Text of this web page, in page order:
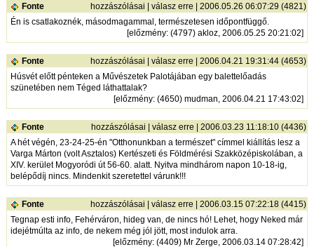
Fonte hozzászólásai |válasz erre | 2006.05.26 06:07:29 (4821)
Én is csatlakoznék, másodmagammal, természetesen időpontfüggő.
[előzmény: (4797) akloz, 2006.05.25 20:21:02]
Fonte hozzászólásai |válasz erre | 2006.04.21 19:31:44 (4653)
Húsvét előtt pénteken a Művészetek Palotájában egy balettelőadás
szünetében nem Téged láthattalak?
[előzmény: (4650) mudman, 2006.04.21 17:43:02]
Fonte hozzászólásai |válasz erre | 2006.03.23 11:18:10 (4436)
A hét végén, 23-24-25-én "Otthonunkban a természet" címmel kiállítás lesz a
Varga Márton (volt Asztalos) Kertészeti és Földmérési Szakközépiskolában, a
XIV. kerület Mogyoródi út 56-60. alatt. Nyitva mindhárom napon 10-18-ig,
belépődíj nincs. Mindenkit szeretettel várunk!!!
Fonte hozzászólásai |válasz erre | 2006.03.15 07:22:18 (4415)
Tegnap esti info, Fehérváron, hideg van, de nincs hó! Lehet, hogy Neked már
idejétmúlta az info, de nekem még jól jött, most indulok arra.
[előzmény: (4409) Mr Zerge, 2006.03.14 07:28:42]